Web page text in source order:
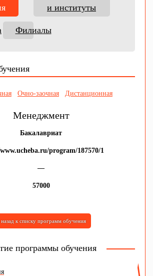
и институты
Филиалы
Очно-заочная Дистанционная
Менеджмент
Бакалавриат
program/187570/1
—
57000
к списку программ обучения
программы обучения